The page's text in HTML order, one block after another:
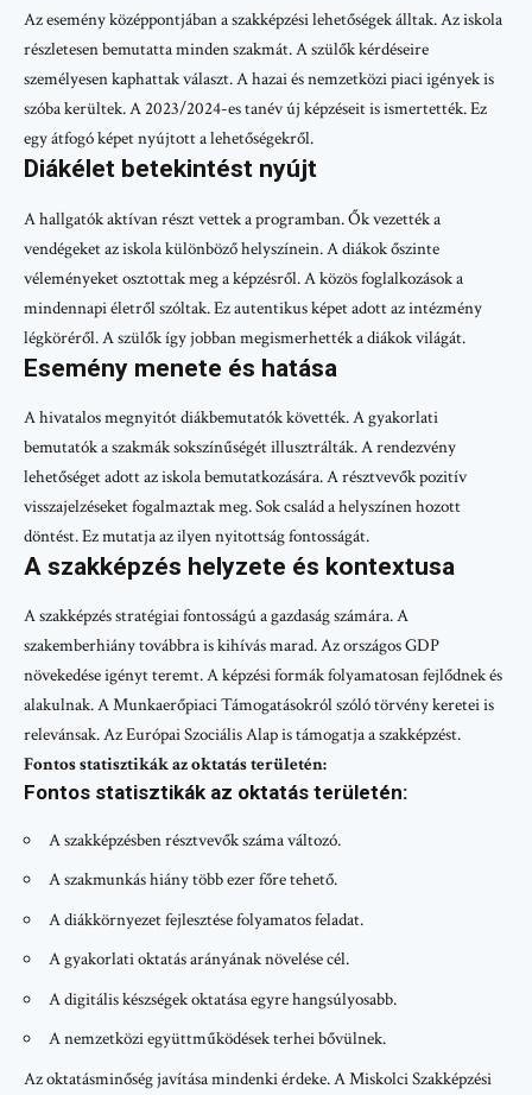
Az esemény középpontjában a szakképzési lehetőségek álltak. Az iskola
részletesen bemutatta minden szakmát. A szülők kérdéseire
személyesen kaphattak választ. A hazai és nemzetközi piaci igények is
szóba kerültek. A 2023/2024-es tanév új képzéseit is ismertették. Ez
egy átfogó képet nyújtott a lehetőségekről.
Diákélet betekintést nyújt
A hallgatók aktívan részt vettek a programban. Ők vezették a
vendégeket az iskola különböző helyszínein. A diákok őszinte
véleményeket osztottak meg a képzésről. A közös foglalkozások a
mindennapi életről szóltak. Ez autentikus képet adott az intézmény
légköréről. A szülők így jobban megismerhették a diákok világát.
Esemény menete és hatása
A hivatalos megnyitót diákbemutatók követték. A gyakorlati
bemutatók a szakmák sokszínűségét illusztrálták. A rendezvény
lehetőséget adott az iskola bemutatkozására. A résztvevők pozitív
visszajelzéseket fogalmaztak meg. Sok család a helyszínen hozott
döntést. Ez mutatja az ilyen nyitottság fontosságát.
A szakképzés helyzete és kontextusa
A szakképzés stratégiai fontosságú a gazdaság számára. A
szakemberhiány továbbra is kihívás marad. Az országos GDP
növekedése igényt teremt. A képzési formák folyamatosan fejlődnek és
alakulnak. A Munkaerőpiaci Támogatásokról szóló törvény keretei is
relevánsak. Az Európai Szociális Alap is támogatja a szakképzést.
Fontos statisztikák az oktatás területén:
Fontos statisztikák az oktatás területén:
A szakképzésben résztvevők száma változó.
A szakmunkás hiány több ezer főre tehető.
A diákkörnyezet fejlesztése folyamatos feladat.
A gyakorlati oktatás arányának növelése cél.
A digitális készségek oktatása egyre hangsúlyosabb.
A nemzetközi együttműködések terhei bővülnek.
Az oktatásminőség javítása mindenki érdeke. A Miskolci Szakképzési